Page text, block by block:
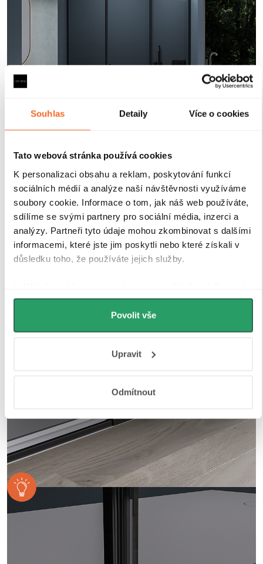
Souhlas Detaily Více o cookies
Tato webová stránka používá cookies
K personalizaci obsahu a reklam, poskytování funkcí
sociálních médií a analýze naší návštěvnosti využíváme
soubory cookie. Informace o tom, jak náš web používáte,
sdílíme se svými partnery pro sociální média, inzerci a
analýzy. Partneři tyto údaje mohou zkombinovat s dalšími
informacemi, které jste jim poskytli nebo které získali v
důsledku toho, že používáte jejich služby.
můžeme používat cookies pro analytiku a
personalizovanou reklamu. Jak Google zpracovává
osobní údaje najdete na stránkách
Povolit vše
Upravit
Odmítnout
Magnetické lišty
Zavírání pomocí magnetických lištpevně drží
sprchové dveře a zabraňuje jejich samovolnému
otevírání. Lišty jsou umístěny na hraně dveří a rámu
nebo mezi dvěma skleněnými křídly, kde magnety
zajišťují jejich bezpečné přilnutí.